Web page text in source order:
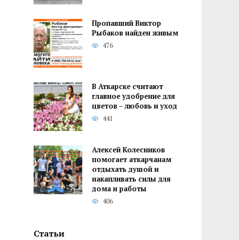
Пропавший Виктор
Рыбаков найден живым
476
В Аткарске считают
главное удобрение для
цветов – любовь и уход
441
Алексей Колесников
помогает аткарчанам
отдыхать душой и
накапливать силы для
дома и работы
406
Статьи